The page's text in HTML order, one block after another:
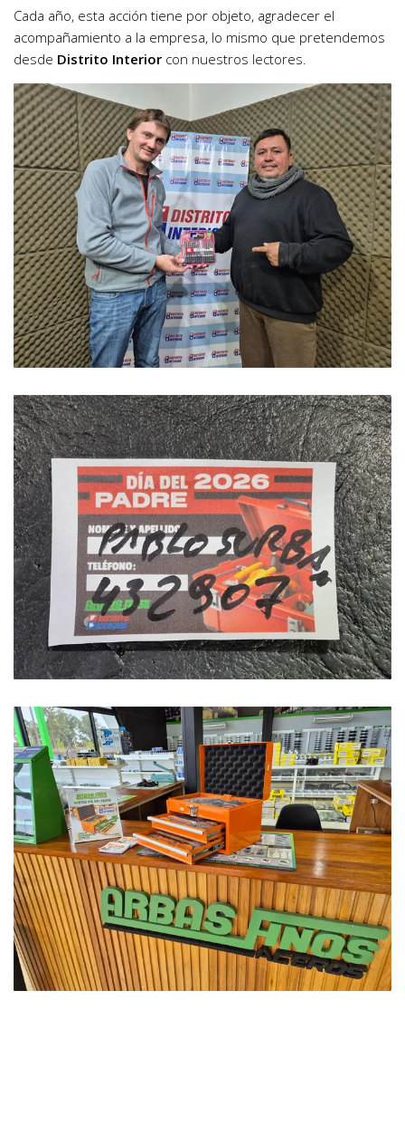
Cada año, esta acción tiene por objeto, agradecer el
acompañamiento a la empresa, lo mismo que pretendemos
desde Distrito Interior con nuestros lectores.